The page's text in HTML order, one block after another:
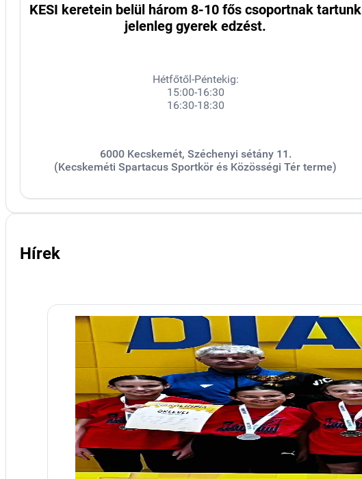
KESI keretein belül három 8-10 fős csoportnak tartunk
jelenleg gyerek edzést.
Hétfőtől-Péntekig:
15:00-16:30
16:30-18:30
6000 Kecskemét, Széchenyi sétány 11.
(Kecskeméti Spartacus Sportkör és Közösségi Tér terme)
Hírek